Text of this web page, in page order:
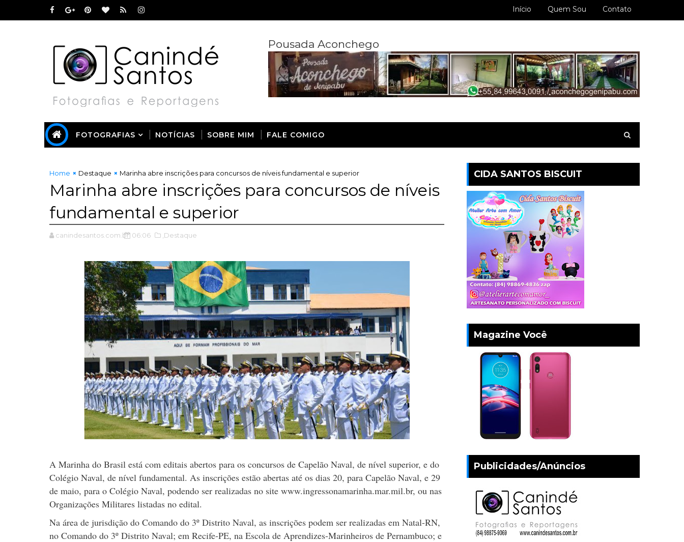
Início Quem Sou Contato
Pousada Aconchego
FOTOGRAFIAS NOTÍCIAS SOBRE MIM FALE COMIGO
Home Destaque Marinha abre inscrições para concursos de níveis fundamental e superior
Marinha abre inscrições para concursos de níveis
fundamental e superior
canindesantos.com.br 06:06 ,Destaque
A Marinha do Brasil está com editais abertos para os concursos de Capelão Naval, de nível superior, e do
Colégio Naval, de nível fundamental. As inscrições estão abertas até os dias 20, para Capelão Naval, e 29
de maio, para o Colégio Naval, podendo ser realizadas no site www.ingressonamarinha.mar.mil.br, ou nas
Organizações Militares listadas no edital.
Na área de jurisdição do Comando do 3º Distrito Naval, as inscrições podem ser realizadas em Natal-RN,
no Comando do 3º Distrito Naval; em Recife-PE, na Escola de Aprendizes-Marinheiros de Pernambuco; e
CIDA SANTOS BISCUIT
Magazine Você
Publicidades/Anúncios